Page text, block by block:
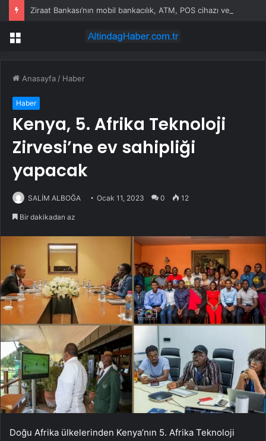
Menü
Anasayfa / Haber
Haber
Kenya, 5. Afrika Teknoloji
Zirvesi’ne ev sahipliği
yapacak
SALİM ALBOĞA Ocak 11, 2023 0 12
Bir dakikadan az
Doğu Afrika ülkelerinden Kenya’nın 5. Afrika Teknoloji